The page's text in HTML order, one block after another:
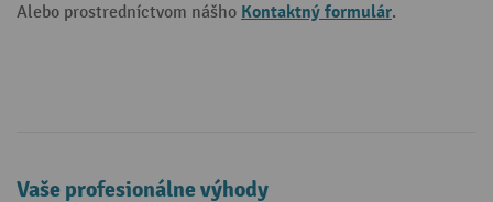
Alebo prostredníctvom nášho Kontaktný formulár.
Vaše profesionálne výhody